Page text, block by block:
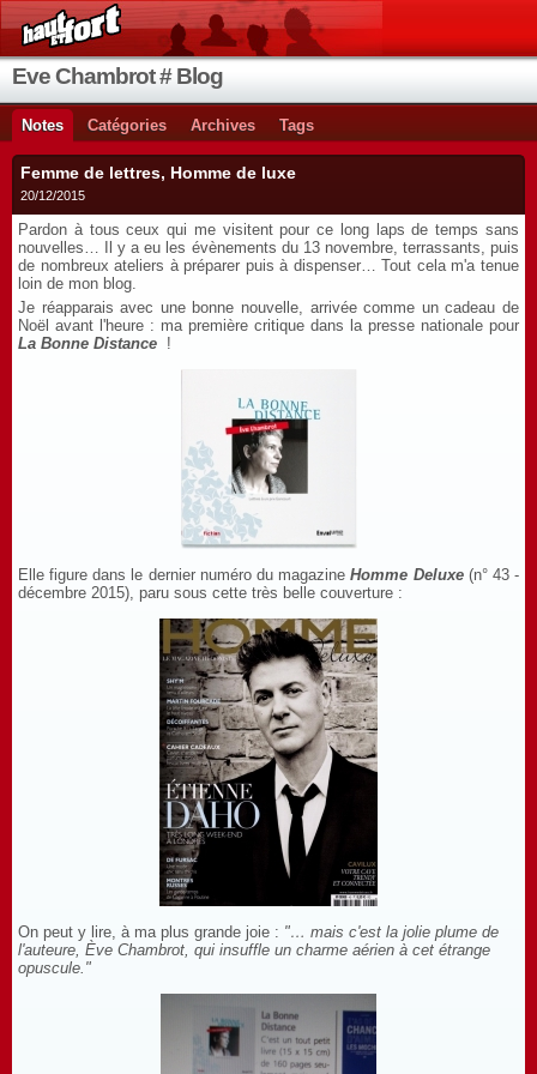
Eve Chambrot # Blog
Notes Catégories Archives Tags
Femme de lettres, Homme de luxe
20/12/2015
Pardon à tous ceux qui me visitent pour ce long laps de temps sans
nouvelles… Il y a eu les évènements du 13 novembre, terrassants, puis
de nombreux ateliers à préparer puis à dispenser… Tout cela m'a tenue
loin de mon blog.
Je réapparais avec une bonne nouvelle, arrivée comme un cadeau de
Noël avant l'heure : ma première critique dans la presse nationale pour
La Bonne Distance !
Elle figure dans le dernier numéro du magazineHomme Deluxe(n° 43 -
décembre 2015), paru sous cette très belle couverture :
On peut y lire, à ma plus grande joie : "… mais c'est la jolie plume de
l'auteure, Ève Chambrot, qui insuffle un charme aérien à cet étrange
opuscule."